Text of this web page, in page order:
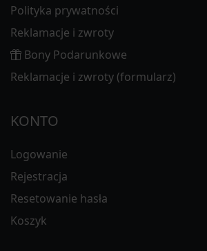
Polityka prywatności
Reklamacje i zwroty
Bony Podarunkowe
Reklamacje i zwroty (formularz)
KONTO
Logowanie
Rejestracja
Resetowanie hasła
Koszyk